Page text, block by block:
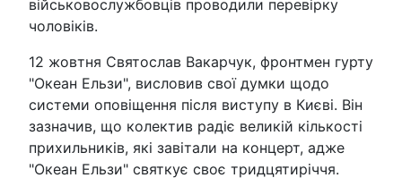
військовослужбовців проводили перевірку
чоловіків.
12 жовтня Святослав Вакарчук, фронтмен гурту
"Океан Ельзи", висловив свої думки щодо
системи оповіщення після виступу в Києві. Він
зазначив, що колектив радіє великій кількості
прихильників, які завітали на концерт, адже
"Океан Ельзи" святкує своє тридцятиріччя.